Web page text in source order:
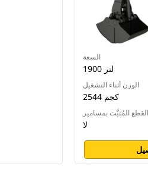
السعة
1900 لتر
الوزن أثناء التشغيل
2544 كجم
المُثبَّت بمسامير
لا